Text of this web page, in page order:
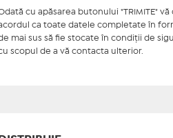
cu apăsarea butonului "TRIMITE" vă
ca toate datele completate în
mai sus să fie stocate în condiţii de
scopul de a vă contacta ulterior.